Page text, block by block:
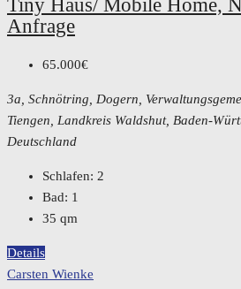
Tiny Haus/ Mobile Home,
Anfrage
65.000€
3a, Schnötring, Dogern,
Tiengen, Landkreis Waldshut, Baden-
Deutschland
Schlafen: 2
Bad: 1
35 qm
Details
Carsten Wienke